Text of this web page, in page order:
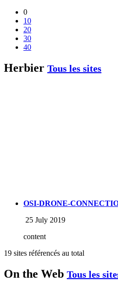
0
10
20
30
40
Herbier Tous les sites
OSI-DRONE-
25 July 2019
content
19 sites référencés au total
On the Web Tous les